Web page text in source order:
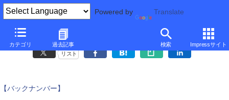
Powered by Translate
カテゴリ 過去記事 検索 Impressサイト
リスト
【バックナンバー】